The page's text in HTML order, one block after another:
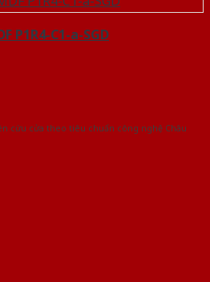
P1R4-C1-a-SGD
cứu cửa theo tiêu chuẩn công nghệ Châu